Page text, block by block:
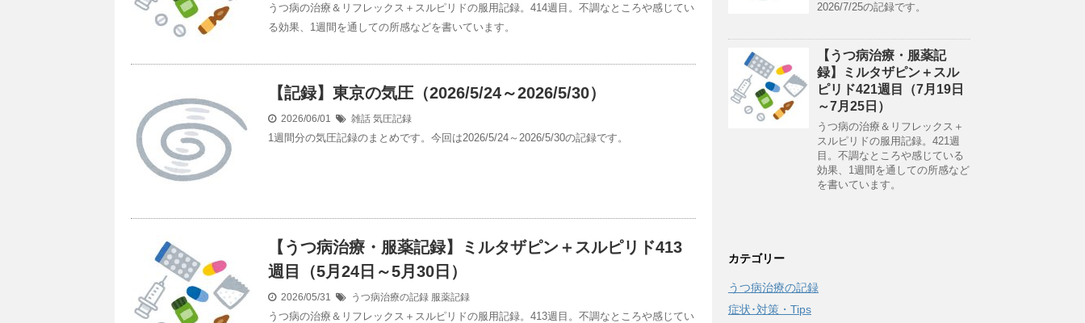
うつ病の治療＆リフレックス＋スルピリドの服用記録。414週目。不調なところや感じてい
る効果、1週間を通しての所感などを書いています。
【記録】東京の気圧（2026/5/24～2026/5/30）
2026/06/01 雑話 気圧記録
1週間分の気圧記録のまとめです。今回は2026/5/24～2026/5/30の記録です。
【うつ病治療・服薬記録】ミルタザピン＋スルピリド413
週目（5月24日～5月30日）
2026/05/31 うつ病治療の記録 服薬記録
うつ病の治療＆リフレックス＋スルピリドの服用記録。413週目。不調なところや感じてい
2026/7/25の記録です。
【うつ病治療・服薬記
録】ミルタザピン＋スル
ピリド421週目（7月19日
～7月25日）
うつ病の治療＆リフレックス＋
スルピリドの服用記録。421週
目。不調なところや感じている
効果、1週間を通しての所感など
を書いています。
カテゴリー
うつ病治療の記録
症状･対策・Tips